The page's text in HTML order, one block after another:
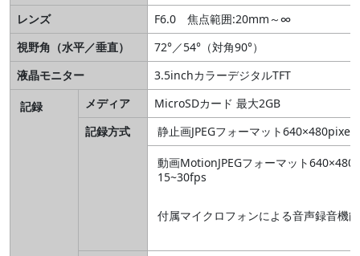
レンズ
F6.0 焦点範囲:20mm～∞
視野角（水平／垂直）
72°／54°（対角90°）
液晶モニター
3.5inchカラーデジタルTFT
記録 メディア
MicroSDカード 最大2GB
記録方式
静止画JPEGフォーマット640×480pixel
動画MotionJPEGフォーマット
15~30fps
付属マイクロフォンによる音声録音機能